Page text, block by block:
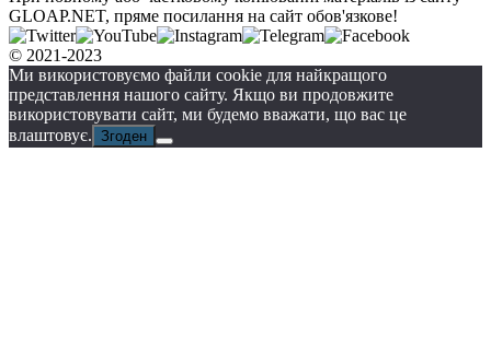
GLOAP.NET, пряме посилання на сайт обов'язкове!
© 2021-2023
Ми використовуємо файли cookie для найкращого
представлення нашого сайту. Якщо ви продовжите
використовувати сайт, ми будемо вважати, що вас це
влаштовує. Згоден